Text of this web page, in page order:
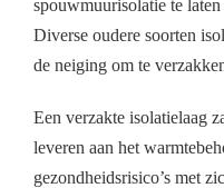
spouwmuurisolatie te
Diverse oudere soorten
de neiging om te
Een verzakte isolatielaag
leveren aan het
gezondheidsrisico’s met